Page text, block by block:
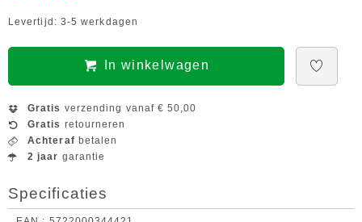
Levertijd: 3-5 werkdagen
In winkelwagen
Gratis verzending vanaf € 50,00
Gratis retourneren
Achteraf betalen
2 jaar garantie
Specificaties